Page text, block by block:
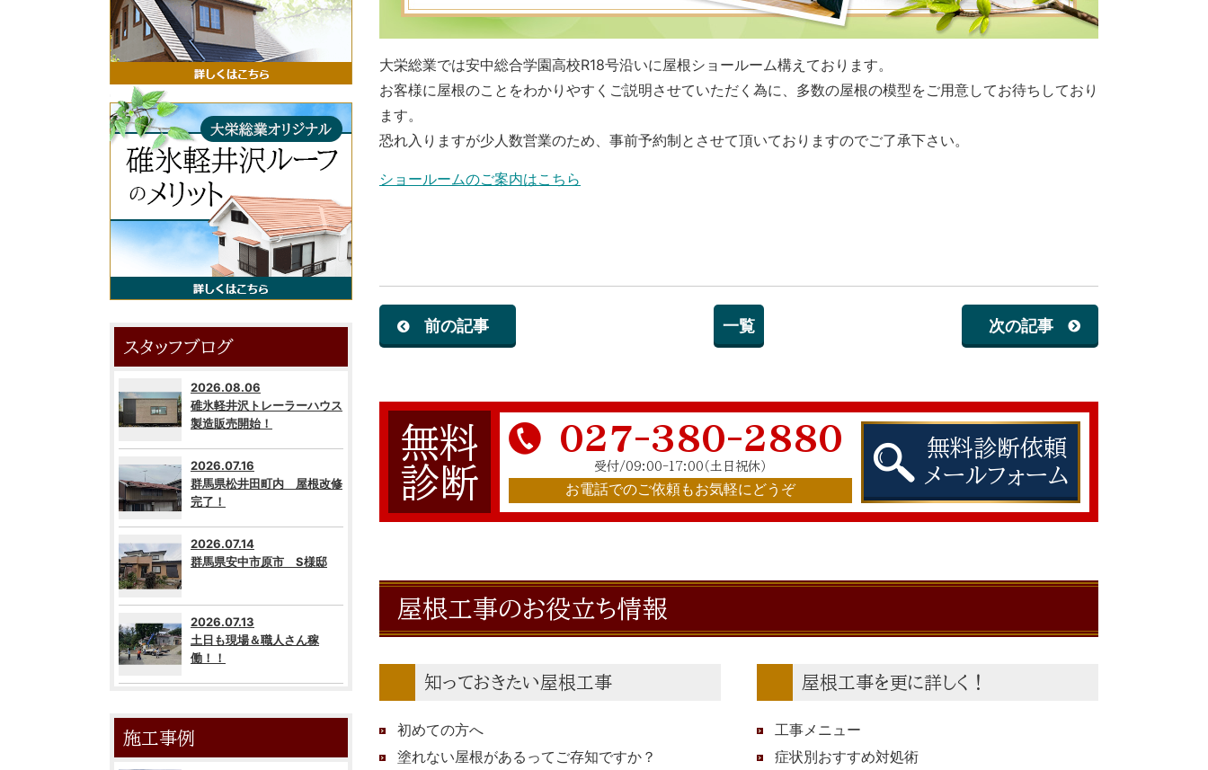
大栄総業では安中総合学園高校R18号沿いに屋根ショールーム構えております。
お客様に屋根のことをわかりやすくご説明させていただく為に、多数の屋根の模型をご用意してお待ちしており
ます。
恐れ入りますが少人数営業のため、事前予約制とさせて頂いておりますのでご了承下さい。
ショールームのご案内はこちら
前の記事 一覧 次の記事
無料
診断
027-380-2880
受付/09:00-17:00 （土日祝休）
お電話でのご依頼もお気軽にどうぞ
無料診断依頼
メールフォーム
屋根工事のお役立ち情報
知っておきたい屋根工事
初めての方へ
塗れない屋根があるってご存知ですか？
屋根工事を更に詳しく！
工事メニュー
症状別おすすめ対処術
スタッフブログ
2026.08.06
碓氷軽井沢トレーラーハウス
製造販売開始！
2026.07.16
群馬県松井田町内 屋根改修
完了！
2026.07.14
群馬県安中市原市 S様邸
2026.07.13
土日も現場＆職人さん稼
働！！
施工事例